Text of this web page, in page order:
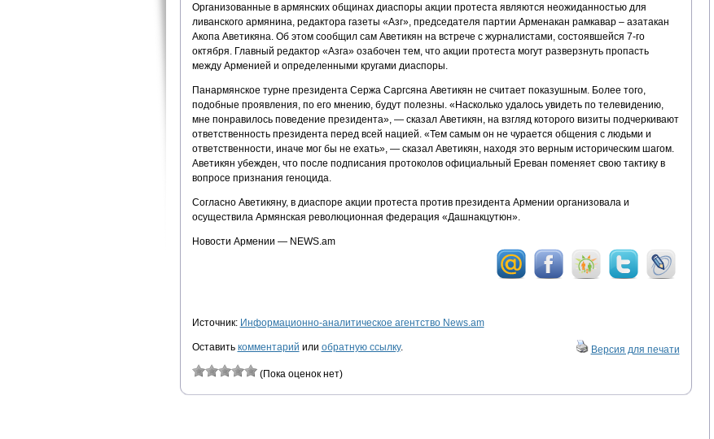
Организованные в армянских общинах диаспоры акции протеста являются неожиданностью для
ливанского армянина, редактора газеты «Азг», председателя партии Арменакан рамкавар – азатакан
Акопа Аветикяна. Об этом сообщил сам Аветикян на встрече с журналистами, состоявшейся 7-го
октября. Главный редактор «Азга» озабочен тем, что акции протеста могут разверзнуть пропасть
между Арменией и определенными кругами диаспоры.
Панармянское турне президента Сержа Саргсяна Аветикян не считает показушным. Более того,
подобные проявления, по его мнению, будут полезны. «Насколько удалось увидеть по телевидению,
мне понравилось поведение президента», — сказал Аветикян, на взгляд которого визиты подчеркивают
ответственность президента перед всей нацией. «Тем самым он не чурается общения с людьми и
ответственности, иначе мог бы не ехать», — сказал Аветикян, находя это верным историческим шагом.
Аветикян убежден, что после подписания протоколов официальный Ереван поменяет свою тактику в
вопросе признания геноцида.
Согласно Аветикяну, в диаспоре акции протеста против президента Армении организовала и
осуществила Армянская революционная федерация «Дашнакцутюн».
Новости Армении — NEWS.am
Источник: Информационно-аналитическое агентство News.am
Оставить комментарий или обратную ссылку. Версия для печати
(Пока оценок нет)